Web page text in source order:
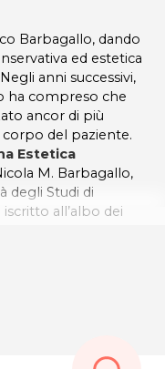
Barbagallo, dando
ed estetica
anni successivi,
ha compreso che
ancor di più
corpo del paziente.
Estetica
M. Barbagallo,
degli Studi di
all’albo dei
dentista a S.
inizia il
Estetico,